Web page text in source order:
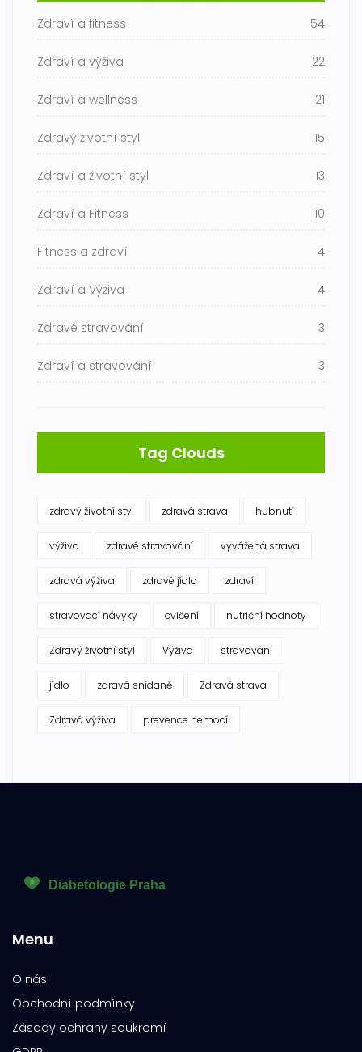
Zdraví a fitness 54
Zdraví a výživa 22
Zdraví a wellness 21
Zdravý životní styl 15
Zdraví a životní styl 13
Zdraví a Fitness 10
Fitness a zdraví 4
Zdraví a Výživa 4
Zdravé stravování 3
Zdraví a stravování 3
Tag Clouds
zdravý životní styl zdravá strava hubnutí
výživa zdravé stravování vyvážená strava
zdravá výživa zdravé jídlo zdraví
stravovací návyky cvičení nutriční hodnoty
Zdravý životní styl Výživa stravování
jídlo zdravá snídaně Zdravá strava
Zdravá výživa prevence nemocí
Menu
O nás
Obchodní podmínky
Zásady ochrany soukromí